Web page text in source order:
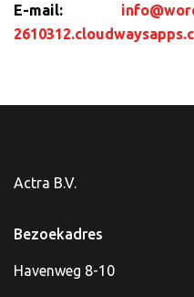
E-mail:
Actra B.V.
Bezoekadres
Havenweg 8-10